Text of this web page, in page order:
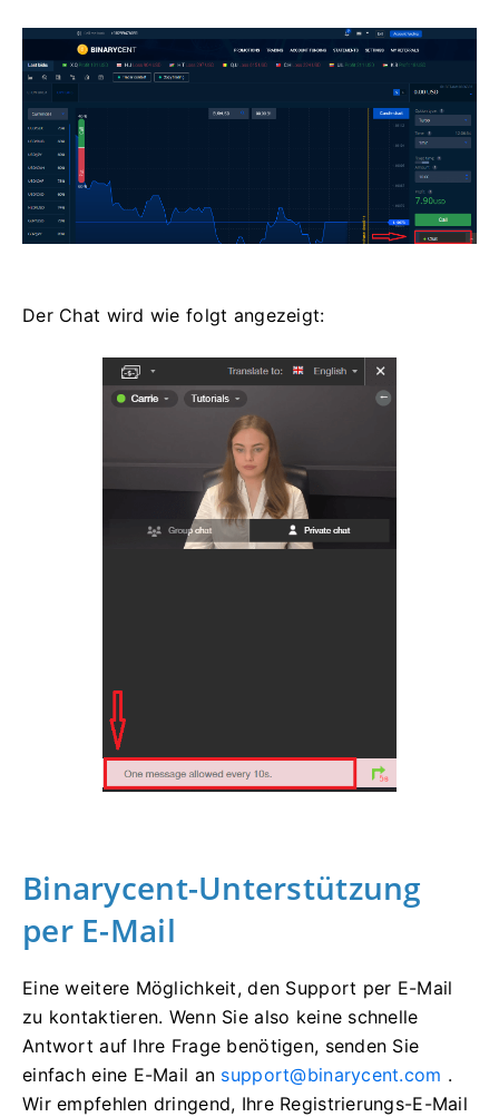
Der Chat wird wie folgt angezeigt:
Binarycent-Unterstützung
per E-Mail
Eine weitere Möglichkeit, den Support per E-Mail
zu kontaktieren. Wenn Sie also keine schnelle
Antwort auf Ihre Frage benötigen, senden Sie
einfach eine E-Mail an support@binarycent.com .
Wir empfehlen dringend, Ihre Registrierungs-E-Mail